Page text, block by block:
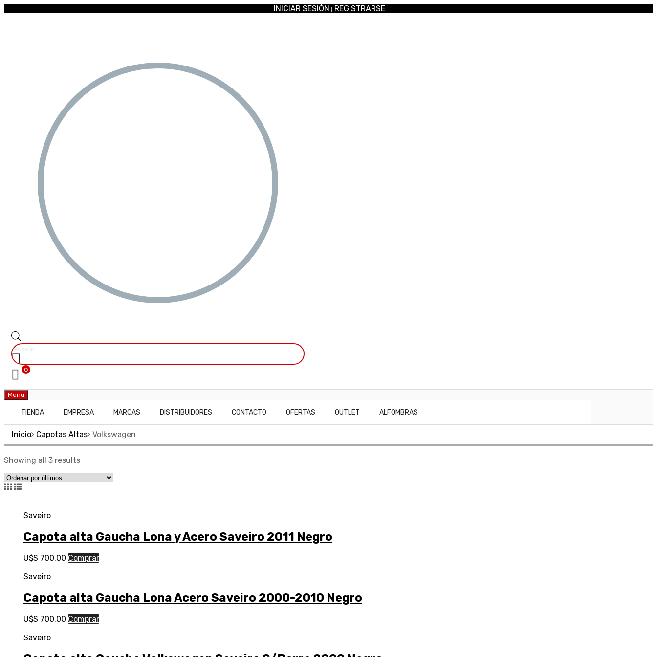
INICIAR SESIÓN REGISTRARSE
0
Menu
TIENDA EMPRESA MARCAS DISTRIBUIDORES CONTACTO OFERTAS OUTLET ALFOMBRAS
Inicio Capotas Altas Volkswagen
Showing all 3 results
Saveiro
Capota alta Gaucha Lona y Acero Saveiro 2011 Negro
U$S 700,00 Comprar
Saveiro
Capota alta Gaucha Lona Acero Saveiro 2000-2010 Negro
U$S 700,00 Comprar
Saveiro